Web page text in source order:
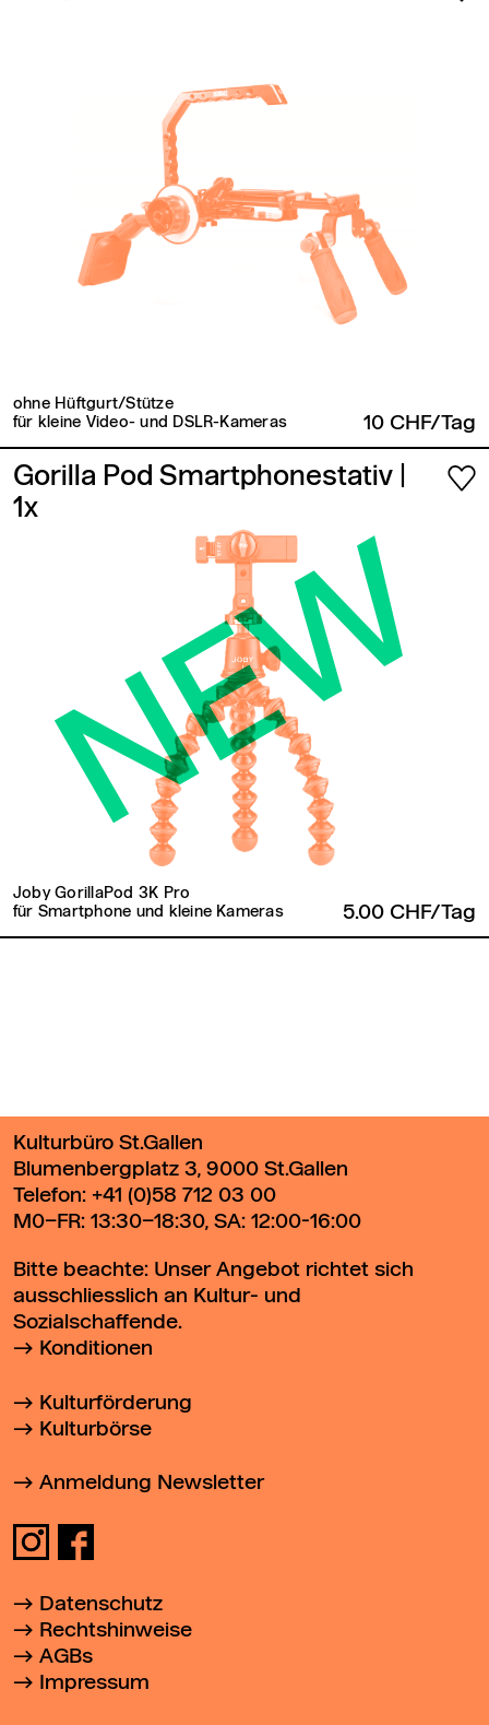
ohne Hüftgurt/Stütze
für kleine Video- und DSLR-Kameras
10 CHF/Tag
Gorilla Pod Smartphonestativ
1x
Joby GorillaPod 3K Pro
für Smartphone und kleine Kameras
5.00 CHF/Tag
NEW
Kulturbüro St.Gallen
Blumenbergplatz 3, 9000 St.Gallen
Telefon: +41 (0)58 712 03 00
M0–FR: 13:30–18:30, SA: 12:00-16:00
Bitte beachte: Unser Angebot richtet sich
ausschliesslich an Kultur- und
Sozialschaffende.
Konditionen
Kulturförderung
Kulturbörse
Anmeldung Newsletter
Datenschutz
Rechtshinweise
AGBs
Impressum